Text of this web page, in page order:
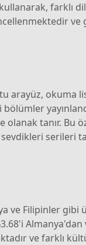
farklı
arayüz,
olanak tanır.
sevdikleri serileri
ve Filipinler gibi
ve farklı